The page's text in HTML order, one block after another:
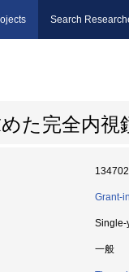
Search
た完全内視
Grant-
Single-
一般